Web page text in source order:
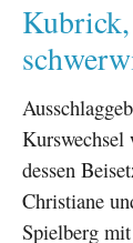
Kurswechsel
dessen
Christiane
Spielberg